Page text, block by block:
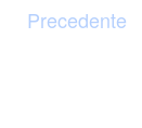
Precedente